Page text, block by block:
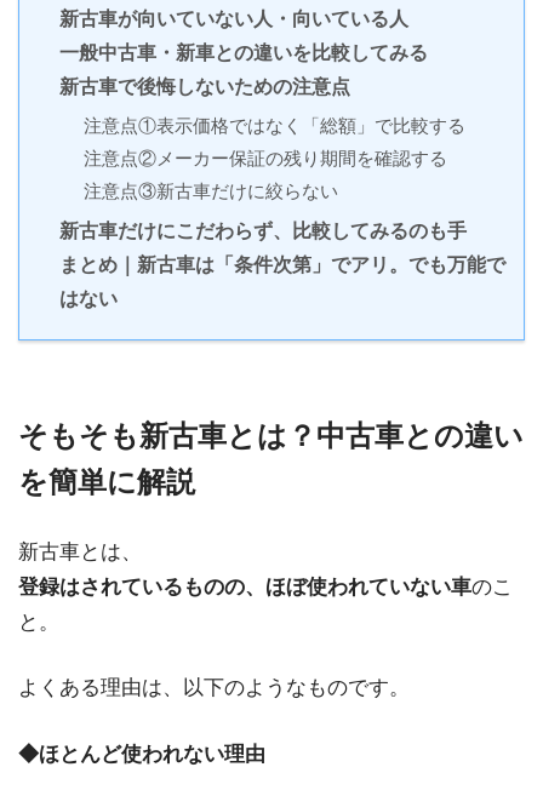
新古車が向いていない人・向いている人
一般中古車・新車との違いを比較してみる
新古車で後悔しないための注意点
注意点①表示価格ではなく「総額」で比較する
注意点②メーカー保証の残り期間を確認する
注意点③新古車だけに絞らない
新古車だけにこだわらず、比較してみるのも手
まとめ｜新古車は「条件次第」でアリ。でも万能で
はない
そもそも新古車とは？中古車との違い
を簡単に解説
新古車とは、
登録はされているものの、ほぼ使われていない車のこ
と。
よくある理由は、以下のようなものです。
◆ほとんど使われない理由